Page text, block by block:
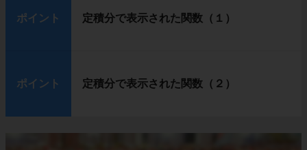
ポイント 定積分で表示された関数（１）
ポイント 定積分で表示された関数（２）